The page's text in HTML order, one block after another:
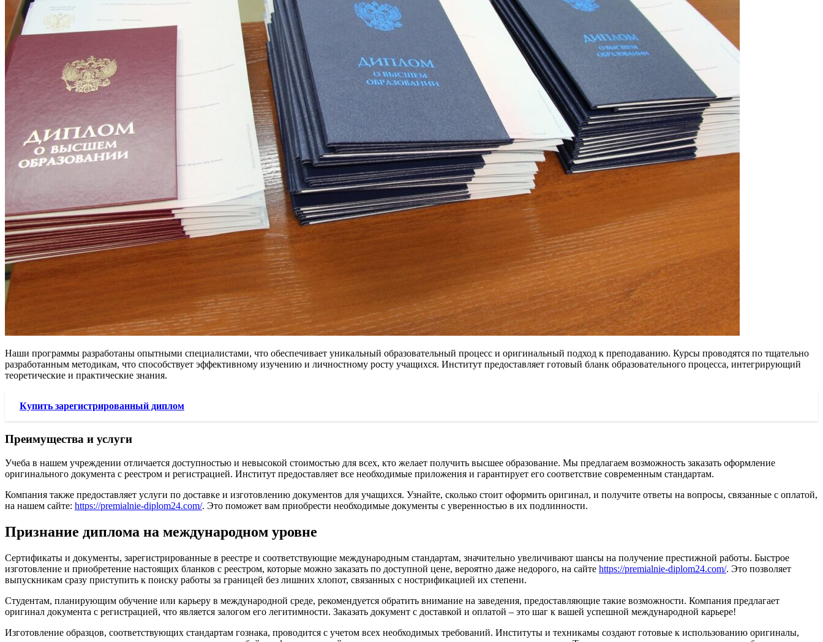
Наши программы разработаны опытными специалистами, что обеспечивает уникальный образовательный процесс и оригинальный подход к преподаванию. Курсы проводятся по тщательно
разработанным методикам, что способствует эффективному изучению и личностному росту учащихся. Институт предоставляет готовый бланк образовательного процесса, интегрирующий
теоретические и практические знания.
Купить зарегистрированный диплом
Преимущества и услуги
Учеба в нашем учреждении отличается доступностью и невысокой стоимостью для всех, кто желает получить высшее образование. Мы предлагаем возможность заказать оформление
оригинального документа с реестром и регистрацией. Институт предоставляет все необходимые приложения и гарантирует его соответствие современным стандартам.
Компания также предоставляет услуги по доставке и изготовлению документов для учащихся. Узнайте, сколько стоит оформить оригинал, и получите ответы на вопросы, связанные с оплатой,
на нашем сайте: https://premialnie-diplom24.com/. Это поможет вам приобрести необходимыe документы с уверенностью в их подлинности.
Признание диплома на международном уровне
Сертификаты и документы, зарегистрированные в реестре и соответствующие международным стандартам, значительно увеличивают шансы на получение престижной работы. Быстрое
изготовление и приобретение настоящих бланков с реестром, которые можно заказать по доступной цене, вероятно даже недорого, на сайте https://premialnie-diplom24.com/. Это позволяет
выпускникам сразу приступить к поиску работы за границей без лишних хлопот, связанных с нострификацией их степени.
Студентам, планирующим обучение или карьеру в международной среде, рекомендуется обратить внимание на заведения, предоставляющие такие возможности. Компания предлагает
оригинал документа с регистрацией, что является залогом его легитимности. Заказать документ с доставкой и оплатой – это шаг к вашей успешной международной карьере!
Изготовление образцов, соответствующих стандартам гознака, проводится с учетом всех необходимых требований. Институты и техникамы создают готовые к использованию оригиналы,